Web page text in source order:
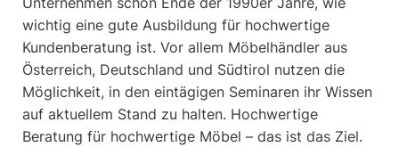
wichtig eine gute Ausbildung für hochwertige
Kundenberatung ist. Vor allem Möbelhändler aus
Österreich, Deutschland und Südtirol nutzen die
Möglichkeit, in den eintägigen Seminaren ihr Wissen
auf aktuellem Stand zu halten. Hochwertige
Beratung für hochwertige Möbel – das ist das Ziel.